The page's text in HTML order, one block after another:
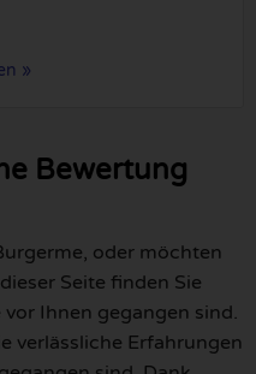
»
Bewertung
oder möchten
Seite finden Sie
Ihnen gegangen sind.
verlässliche Erfahrungen